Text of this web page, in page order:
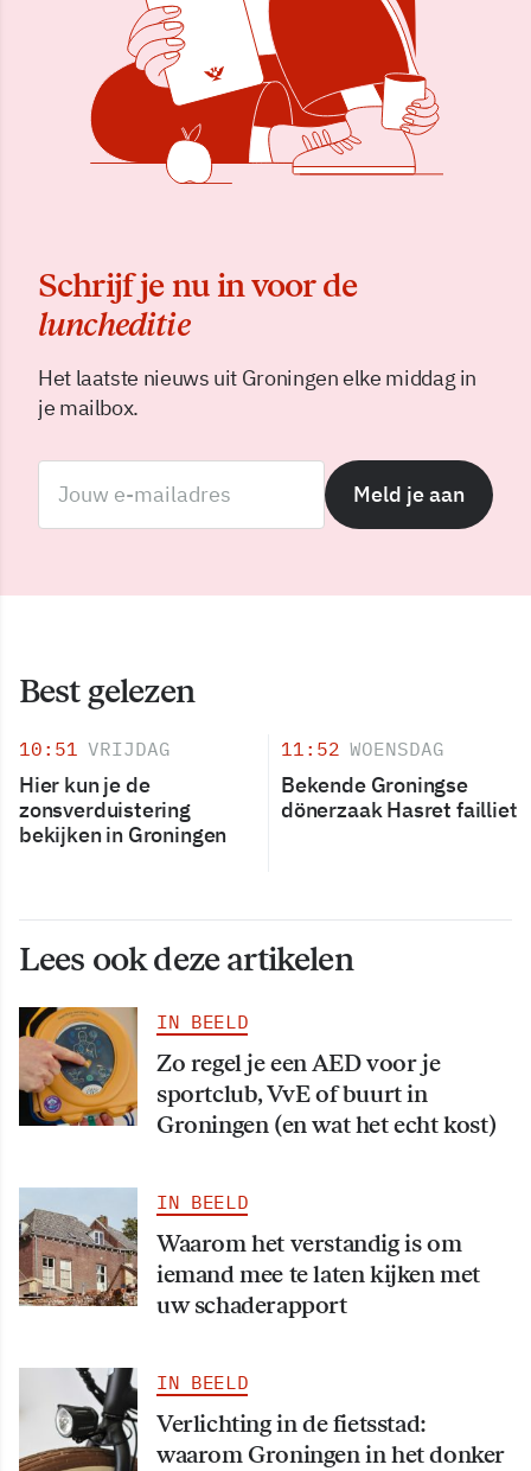
Schrijf je nu in voor de
luncheditie
Het laatste nieuws uit Groningen elke middag in
je mailbox.
Meld je aan
Best gelezen
10:51 VRIJDAG
Hier kun je de
zonsverduistering
bekijken in Groningen
11:52 WOENSDAG
Bekende Groningse
dönerzaak Hasret failliet
Lees ook deze artikelen
IN BEELD
Zo regel je een AED voor je
sportclub, VvE of buurt in
Groningen (en wat het echt kost)
IN BEELD
Waarom het verstandig is om
iemand mee te laten kijken met
uw schaderapport
IN BEELD
Verlichting in de fietsstad:
waarom Groningen in het donker